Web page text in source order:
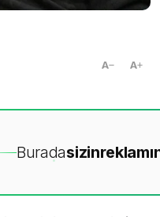
A A
Buradasizin